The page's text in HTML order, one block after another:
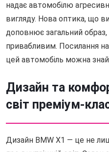
надає автомобілю
вигляду. Нова оптика, що
доповнює загальний
привабливим. Посилання
цей автомобіль можна
Дизайн та
світ преміум-
Дизайн BMW X1 — це не